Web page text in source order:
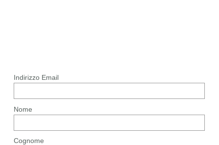
Indirizzo Email
Nome
Cognome